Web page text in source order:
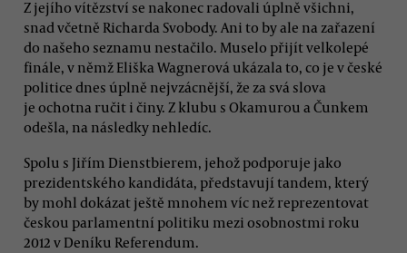
Z jejího vítězství se nakonec radovali úplně všichni,
snad včetně Richarda Svobody. Ani to by ale na zařazení
do našeho seznamu nestačilo. Muselo přijít velkolepé
finále, v němž Eliška Wagnerová ukázala to, co je v české
politice dnes úplně nejvzácnější, že za svá slova
je ochotna ručit i činy. Z klubu s Okamurou a Čunkem
odešla, na následky nehledíc.
Spolu s Jiřím Dienstbierem, jehož podporuje jako
prezidentského kandidáta, představují tandem, který
by mohl dokázat ještě mnohem víc než reprezentovat
českou parlamentní politiku mezi osobnostmi roku
2012 v Deníku Referendum.